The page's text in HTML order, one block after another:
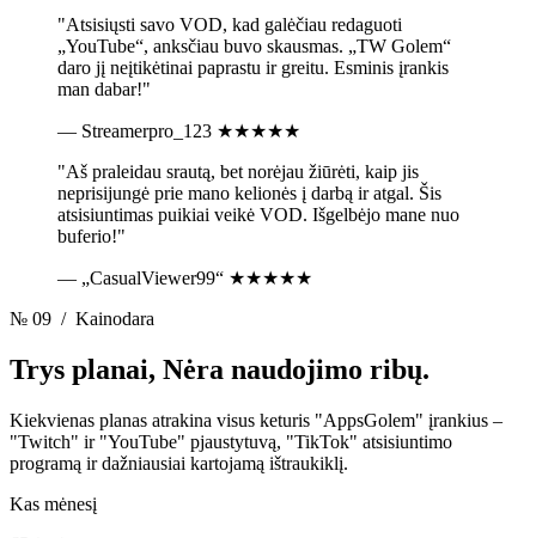
"Atsisiųsti savo VOD, kad galėčiau redaguoti
„YouTube“, anksčiau buvo skausmas. „TW Golem“
daro jį neįtikėtinai paprastu ir greitu. Esminis įrankis
man dabar!"
— Streamerpro_123 ★★★★★
"Aš praleidau srautą, bet norėjau žiūrėti, kaip jis
neprisijungė prie mano kelionės į darbą ir atgal. Šis
atsisiuntimas puikiai veikė VOD. Išgelbėjo mane nuo
buferio!"
— „CasualViewer99“ ★★★★★
№ 09 / Kainodara
Trys planai, Nėra naudojimo ribų.
Kiekvienas planas atrakina visus keturis "AppsGolem" įrankius –
"Twitch" ir "YouTube" pjaustytuvą, "TikTok" atsisiuntimo
programą ir dažniausiai kartojamą ištraukiklį.
Kas mėnesį